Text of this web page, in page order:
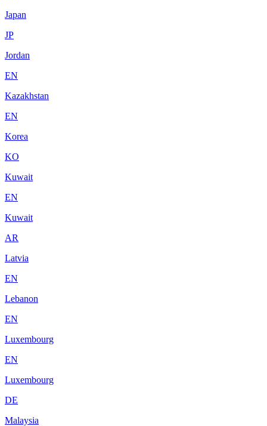
Japan
JP
Jordan
EN
Kazakhstan
EN
Korea
KO
Kuwait
EN
Kuwait
AR
Latvia
EN
Lebanon
EN
Luxembourg
EN
Luxembourg
DE
Malaysia